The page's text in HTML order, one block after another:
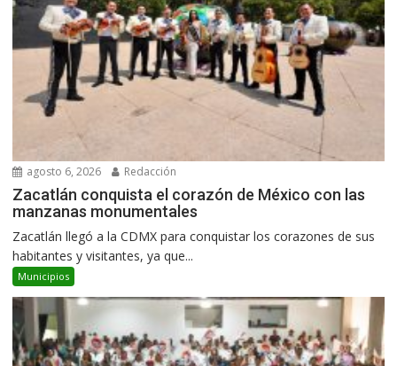
agosto 6, 2026 Redacción
Zacatlán conquista el corazón de México con las
manzanas monumentales
Zacatlán llegó a la CDMX para conquistar los corazones de sus
habitantes y visitantes, ya que...
Municipios